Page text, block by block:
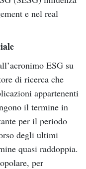
e nel real
ESG su
di ricerca che
appartenenti
il termine in
per il periodo
degli ultimi
quasi raddoppia.
per